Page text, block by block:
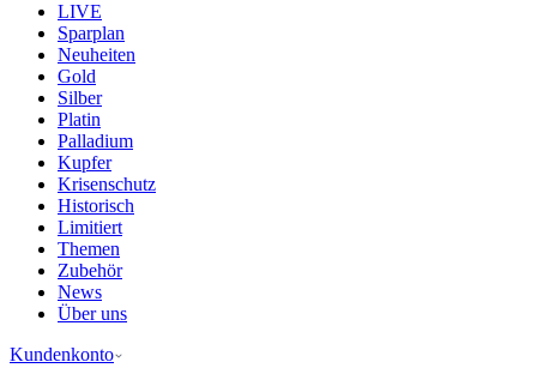
LIVE
Sparplan
Neuheiten
Gold
Silber
Platin
Palladium
Kupfer
Krisenschutz
Historisch
Limitiert
Themen
Zubehör
News
Über uns
Kundenkonto